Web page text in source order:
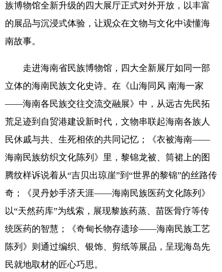
族博物馆全新升级的四大展厅正式对外开放，以丰富
的展品与沉浸式体验，让观众在文物与文化中读懂海
南故事。
走进海南省民族博物馆，四大全新展厅如同一部
立体的海南民族文化史诗。在《山海同风 南海一家
——海南各民族交往交流交融展》中，从远古先民拓
荒足迹到自贸港建设新时代，文物串联起海南各族人
民休戚与共、生死相依的共同记忆；《衣被海南——
海南民族纺织文化陈列》里，黎锦龙被、筒裙上的图
腾纹样诉说着从“吉贝出琼崖”到“世界的黎锦”的丝路传
奇；《灵丹妙手济天涯——海南民族医药文化陈列》
以“天然药库”为线索，展现黎族药蒸、苗医骨疗等传
统医药的智慧；《奇甸长物存遗珍——海南民族工艺
陈列》则通过编织、银饰、剪纸等展品，呈现海岛先
民就地取材的匠心巧思。